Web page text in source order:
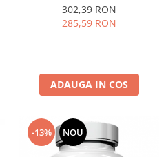
302,39 RON
285,59 RON
ADAUGA IN COS
-13% NOU